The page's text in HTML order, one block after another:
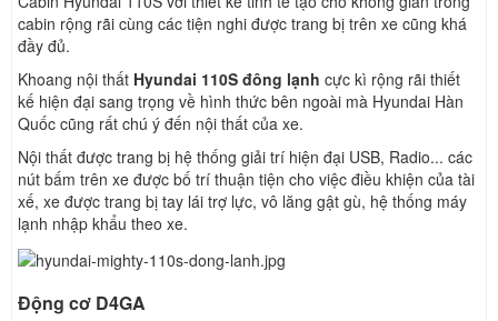
cabin rộng rãi cùng các tiện nghi được trang bị trên xe cũng khá
đầy đủ.
Khoang nội thất Hyundai 110S đông lạnh cực kì rộng rãi thiết
kế hiện đại sang trọng về hình thức bên ngoài mà Hyundai Hàn
Quốc cũng rất chú ý đến nội thất của xe.
Nội thất được trang bị hệ thống giải trí hiện đại USB, Radio... các
nút bấm trên xe được bố trí thuận tiện cho việc điều khiện của tài
xế, xe được trang bị tay lái trợ lực, vô lăng gật gù, hệ thống máy
lạnh nhập khẩu theo xe.
Động cơ D4GA